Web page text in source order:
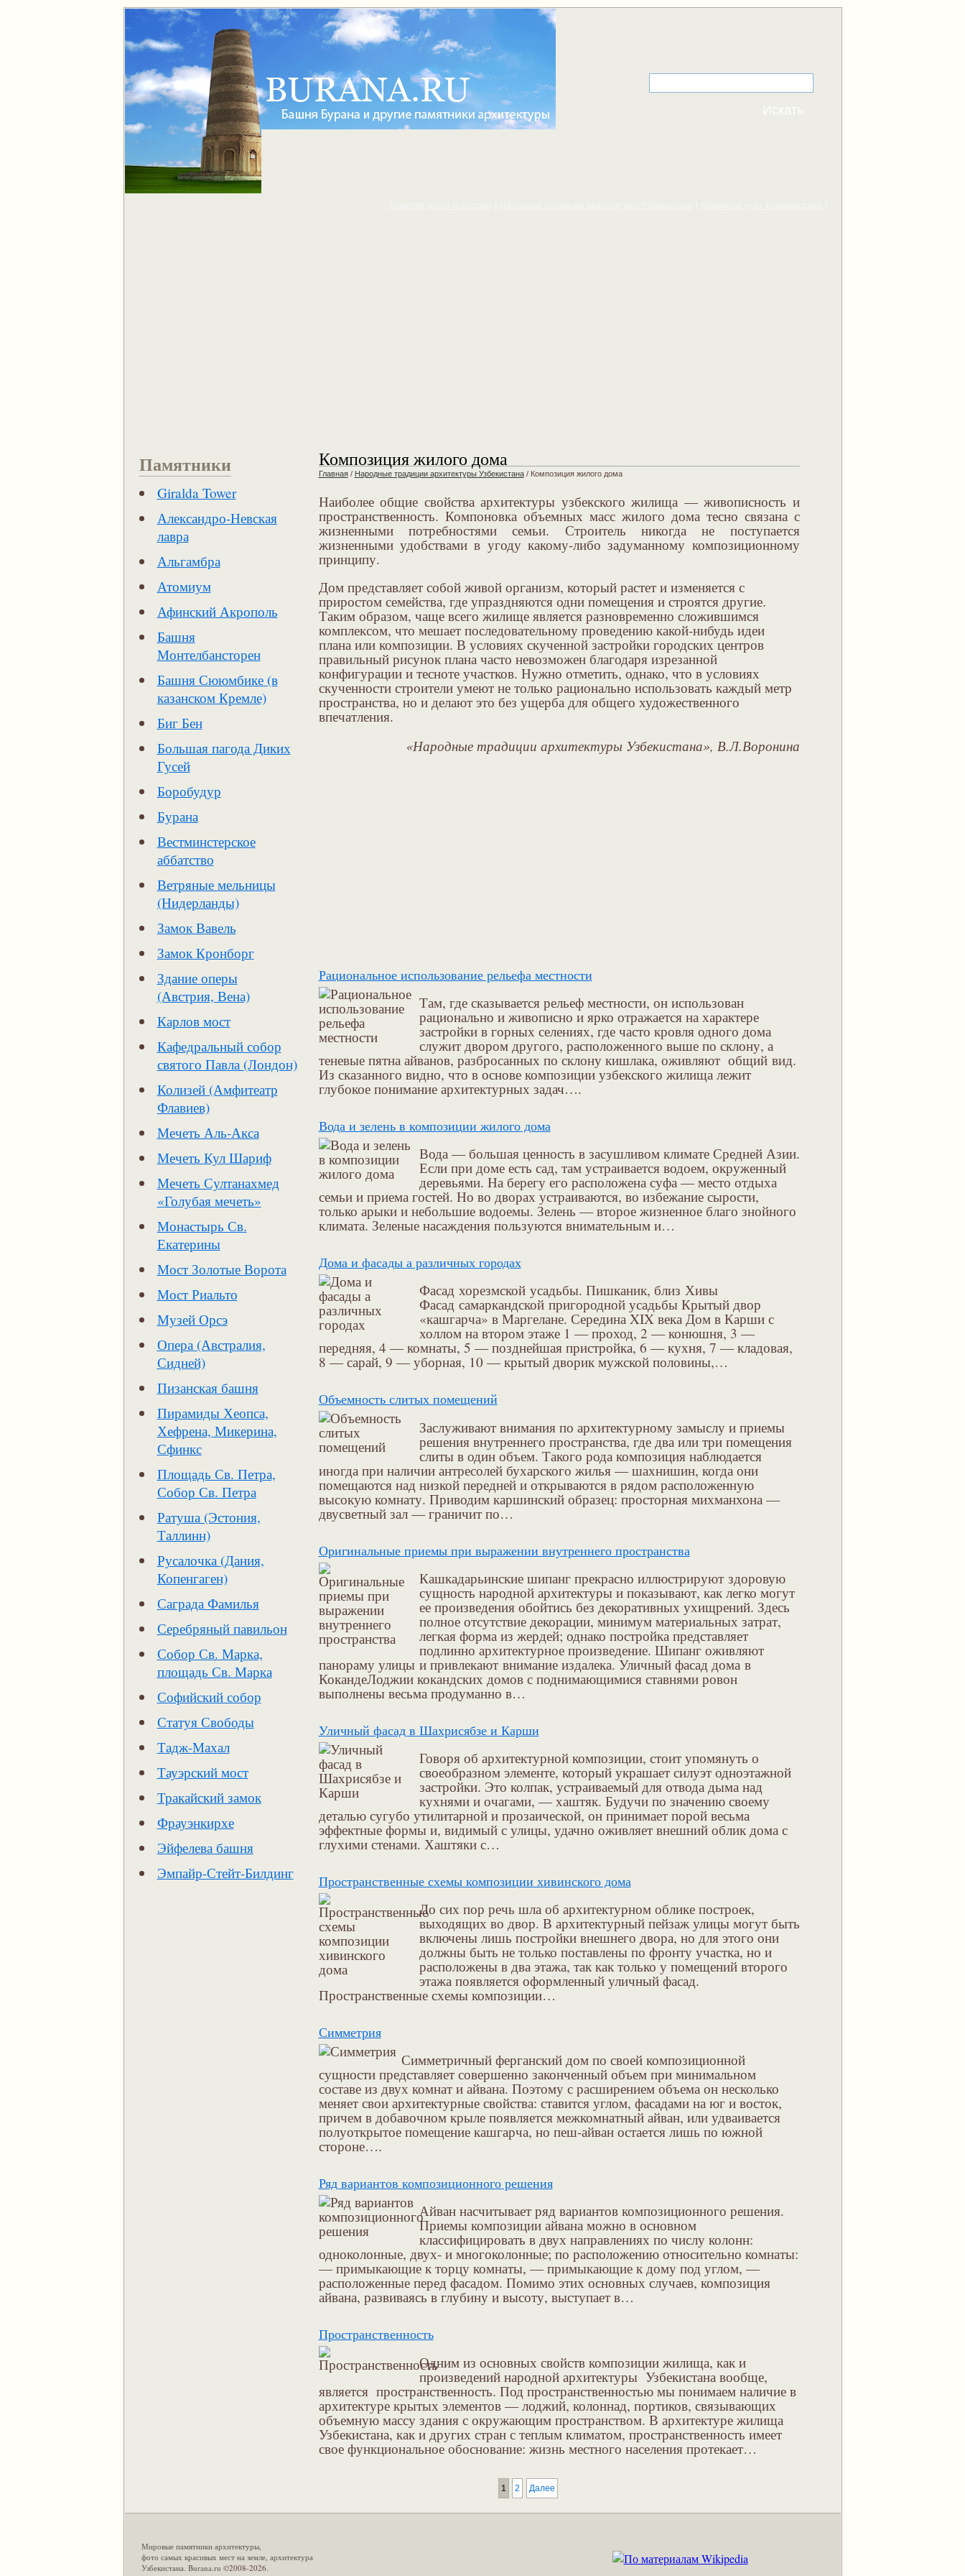
Памятники
Giralda Tower
Александро-Невская
лавра
Альгамбра
Атомиум
Афинский Акрополь
Башня
Монтелбансторен
Башня Сююмбике (в
казанском Кремле)
Биг Бен
Большая пагода Диких
Гусей
Боробудур
Бурана
Вестминстерское
аббатство
Ветряные мельницы
(Нидерланды)
Замок Вавель
Замок Кронборг
Здание оперы
(Австрия, Вена)
Карлов мост
Кафедральный собор
святого Павла (Лондон)
Колизей (Амфитеатр
Флавиев)
Мечеть Аль-Акса
Мечеть Кул Шариф
Мечеть Султанахмед
«Голубая мечеть»
Монастырь Св.
Екатерины
Мост Золотые Ворота
Мост Риальто
Музей Орсэ
Опера (Австралия,
Сидней)
Пизанская башня
Пирамиды Хеопса,
Хефрена, Микерина,
Сфинкс
Площадь Св. Петра,
Собор Св. Петра
Ратуша (Эстония,
Таллинн)
Русалочка (Дания,
Копенгаген)
Саграда Фамилья
Серебряный павильон
Собор Св. Марка,
площадь Св. Марка
Софийский собор
Статуя Свободы
Тадж-Махал
Тауэрский мост
Тракайский замок
Фрауэнкирхе
Эйфелева башня
Эмпайр-Стейт-Билдинг
Композиция жилого дома
Главная/ Народные традиции архитектуры Узбекистана/ Композиция жилого дома
Наиболее общие свойства архитектуры узбекского жилища — живописность и
пространственность. Компоновка объемных масс жилого дома тесно связана с
жизненными потребностями семьи. Строитель никогда не поступается
жизненными удобствами в угоду какому-либо задуманному композиционному
принципу.
Дом представляет собой живой организм, который растет и изменяется с
приростом семейства, где упраздняются одни помещения и строятся другие.
Таким образом, чаще всего жилище является разновременно сложившимся
комплексом, что мешает последовательному проведению какой-нибудь идеи
плана или композиции. В условиях скученной застройки городских центров
правильный рисунок плана часто невозможен благодаря изрезанной
конфигурации и тесноте участков. Нужно отметить, однако, что в условиях
скученности строители умеют не только рационально использовать каждый метр
пространства, но и делают это без ущерба для общего художественного
впечатления.
«Народные традиции архитектуры Узбекистана», В.Л.Воронина
Рациональное использование рельефа местности
Там, где сказывается рельеф местности, он использован
рационально и живописно и ярко отражается на характере
застройки в горных селениях, где часто кровля одного дома
служит двором другого, расположенного выше по склону, а
теневые пятна айванов, разбросанных по склону кишлака, оживляют общий вид.
Из сказанного видно, что в основе композиции узбекского жилища лежит
глубокое понимание архитектурных задач….
Вода и зелень в композиции жилого дома
Вода — большая ценность в засушливом климате Средней Азии.
Если при доме есть сад, там устраивается водоем, окруженный
деревьями. На берегу его расположена суфа — место отдыха
семьи и приема гостей. Но во дворах устраиваются, во избежание сырости,
только арыки и небольшие водоемы. Зелень — второе жизненное благо знойного
климата. Зеленые насаждения пользуются внимательным и…
Дома и фасады а различных городах
Фасад хорезмской усадьбы. Пишканик, близ Хивы
Фасад самаркандской пригородной усадьбы Крытый двор
«кашгарча» в Маргелане. Середина XIX века Дом в Карши с
холлом на втором этаже 1 — проход, 2 — конюшня, 3 —
передняя, 4 — комнаты, 5 — позднейшая пристройка, 6 — кухня, 7 — кладовая,
8 — сарай, 9 — уборная, 10 — крытый дворик мужской половины,…
Объемность слитых помещений
Заслуживают внимания по архитектурному замыслу и приемы
решения внутреннего пространства, где два или три помещения
слиты в один объем. Такого рода композиция наблюдается
иногда при наличии антресолей бухарского жилья — шахнишин, когда они
помещаются над низкой передней и открываются в рядом расположенную
высокую комнату. Приводим каршинский образец: просторная михманхона —
двусветный зал — граничит по…
Оригинальные приемы при выражении внутреннего пространства
Кашкадарьинские шипанг прекрасно иллюстрируют здоровую
сущность народной архитектуры и показывают, как легко могут
ее произведения обойтись без декоративных ухищрений. Здесь
полное отсутствие декорации, минимум материальных затрат,
легкая форма из жердей; однако постройка представляет
подлинно архитектурное произведение. Шипанг оживляют
панораму улицы и привлекают внимание издалека. Уличный фасад дома в
КокандеЛоджии кокандских домов с поднимающимися ставнями ровон
выполнены весьма продуманно в…
Уличный фасад в Шахрисябзе и Карши
Говоря об архитектурной композиции, стоит упомянуть о
своеобразном элементе, который украшает силуэт одноэтажной
застройки. Это колпак, устраиваемый для отвода дыма над
кухнями и очагами, — хаштяк. Будучи по значению своему
деталью сугубо утилитарной и прозаической, он принимает порой весьма
эффектные формы и, видимый с улицы, удачно оживляет внешний облик дома с
глухими стенами. Хаштяки с…
Пространственные схемы композиции хивинского дома
До сих пор речь шла об архитектурном облике построек,
выходящих во двор. В архитектурный пейзаж улицы могут быть
включены лишь постройки внешнего двора, но для этого они
должны быть не только поставлены по фронту участка, но и
расположены в два этажа, так как только у помещений второго
этажа появляется оформленный уличный фасад.
Пространственные схемы композиции…
Симметрия
Симметричный ферганский дом по своей композиционной
сущности представляет совершенно законченный объем при минимальном
составе из двух комнат и айвана. Поэтому с расширением объема он несколько
меняет свои архитектурные свойства: ставится углом, фасадами на юг и восток,
причем в добавочном крыле появляется межкомнатный айван, или удваивается
полуоткрытое помещение кашгарча, но пеш-айван остается лишь по южной
стороне….
Ряд вариантов композиционного решения
Айван насчитывает ряд вариантов композиционного решения.
Приемы композиции айвана можно в основном
классифицировать в двух направлениях по числу колонн:
одноколонные, двух- и многоколонные; по расположению относительно комнаты:
— примыкающие к торцу комнаты, — примыкающие к дому под углом, —
расположенные перед фасадом. Помимо этих основных случаев, композиция
айвана, развиваясь в глубину и высоту, выступает в…
Пространственность
Одним из основных свойств композиции жилища, как и
произведений народной архитектуры Узбекистана вообще,
является пространственность. Под пространственностью мы понимаем наличие в
архитектуре крытых элементов — лоджий, колоннад, портиков, связывающих
объемную массу здания с окружающим пространством. В архитектуре жилища
Узбекистана, как и других стран с теплым климатом, пространственность имеет
свое функциональное обоснование: жизнь местного населения протекает…
1 2 Далее
Мировые памятники архитектуры,
фото самых красивых мест на земле, архитектура
Узбекистана Burana.ru ©2008-2026.